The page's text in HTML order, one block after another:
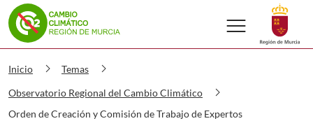
Cambio climático Orden de
Volver a
Ir a
menu
Inicio chevron_right Temas chevron_right
Observatorio Regional del Cambio Climático chevron_right
Orden de Creación y Comisión de Trabajo de Expertos